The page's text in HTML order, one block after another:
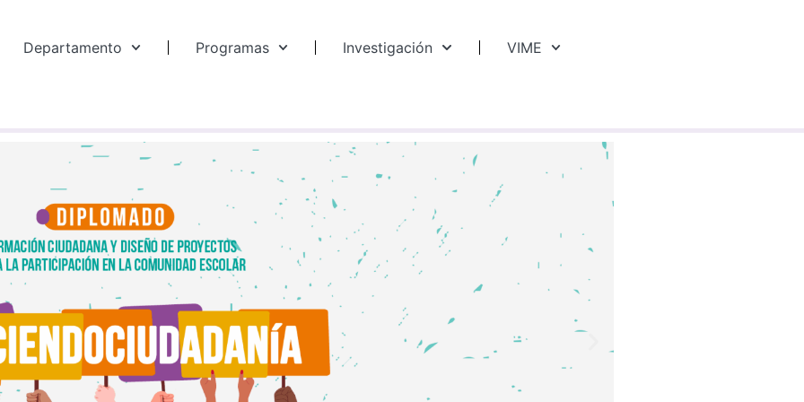
Departamento Programas Investigación VIME